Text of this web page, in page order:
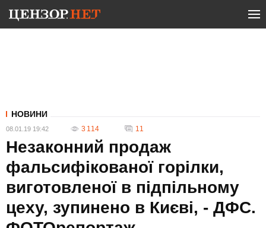
НОВИНИ
08.01.19 19:42 3 114 11
Незаконний продаж
фальсифікованої горілки,
виготовленої в підпільному
цеху, зупинено в Києві, - ДФС.